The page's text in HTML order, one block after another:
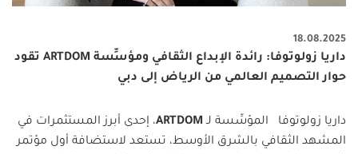
18.08.2025
داريا زولوتوفا: رائدة الإبداع الثقافي ومؤسِّسة ARTDOM تقود
حوار التصميم العالمي من الرياض إلى دبي
داريا زولوتوفا المؤسِّسة لـ ARTDOM، إحدى أبرز المستثمرات في
المشهد الثقافي بالشرق الأوسط، تستعد لاستضافة أول مؤتمر